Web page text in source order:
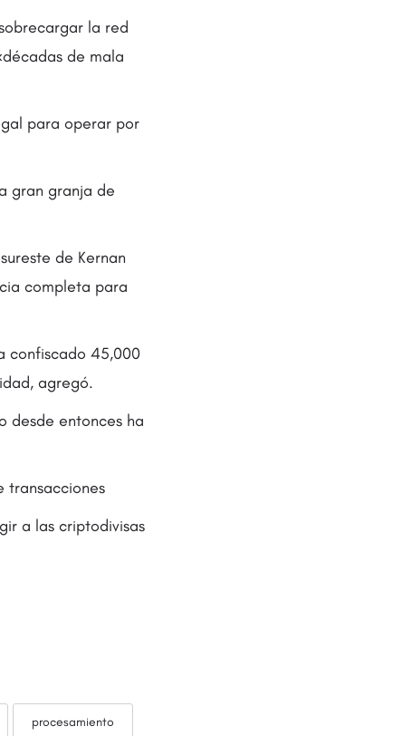
la red
de mala
para operar por
gran granja de
de Kernan
completa para
confiscado 45,000
agregó.
desde entonces ha
transacciones
a las criptodivisas
procesamiento